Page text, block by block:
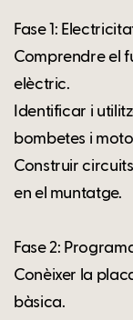
Fase 1:
Comprendre el
elèctric.
Identificar i
bombetes i
Construir
en el muntatge.
Fase 2:
Conèixer la
bàsica.